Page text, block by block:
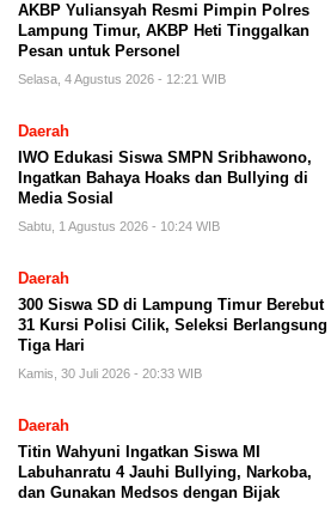
AKBP Yuliansyah Resmi Pimpin Polres
Lampung Timur, AKBP Heti Tinggalkan
Pesan untuk Personel
Selasa, 4 Agustus 2026 - 12:21 WIB
Daerah
IWO Edukasi Siswa SMPN Sribhawono,
Ingatkan Bahaya Hoaks dan Bullying di
Media Sosial
Sabtu, 1 Agustus 2026 - 10:24 WIB
Daerah
300 Siswa SD di Lampung Timur Berebut
31 Kursi Polisi Cilik, Seleksi Berlangsung
Tiga Hari
Kamis, 30 Juli 2026 - 20:33 WIB
Daerah
Titin Wahyuni Ingatkan Siswa MI
Labuhanratu 4 Jauhi Bullying, Narkoba,
dan Gunakan Medsos dengan Bijak